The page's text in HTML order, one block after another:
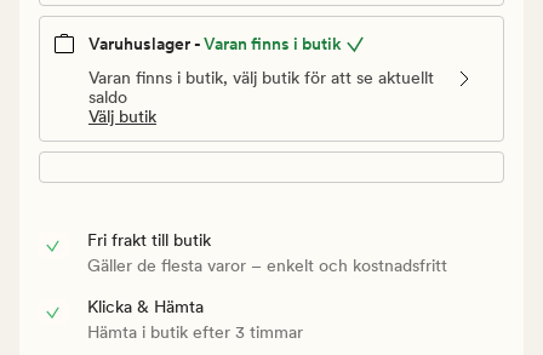
Varuhuslager -Varan finns i butik
Varan finns i butik, välj butik för att se aktuellt
saldo
Välj butik
Fri frakt till butik
Gäller de flesta varor – enkelt och kostnadsfritt
Klicka & Hämta
Hämta i butik efter 3 timmar